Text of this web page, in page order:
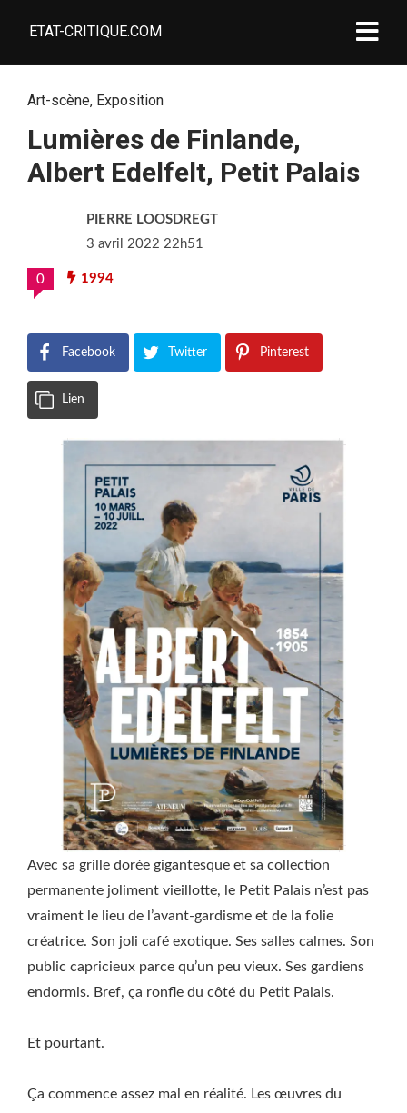
ETAT-CRITIQUE.COM
Art-scène, Exposition
Lumières de Finlande,
Albert Edelfelt, Petit Palais
PIERRE LOOSDREGT
3 avril 2022 22h51
0 1994
Facebook Twitter Pinterest
Lien
Avec sa grille dorée gigantesque et sa collection
permanente joliment vieillotte, le Petit Palais n’est pas
vraiment le lieu de l’avant-gardisme et de la folie
créatrice. Son joli café exotique. Ses salles calmes. Son
public capricieux parce qu’un peu vieux. Ses gardiens
endormis. Bref, ça ronfle du côté du Petit Palais.
Et pourtant.
Ça commence assez mal en réalité. Les œuvres du